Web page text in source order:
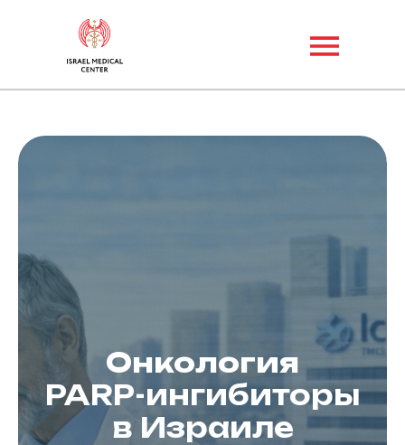
Онкология
PARP-ингибиторы
в Израиле